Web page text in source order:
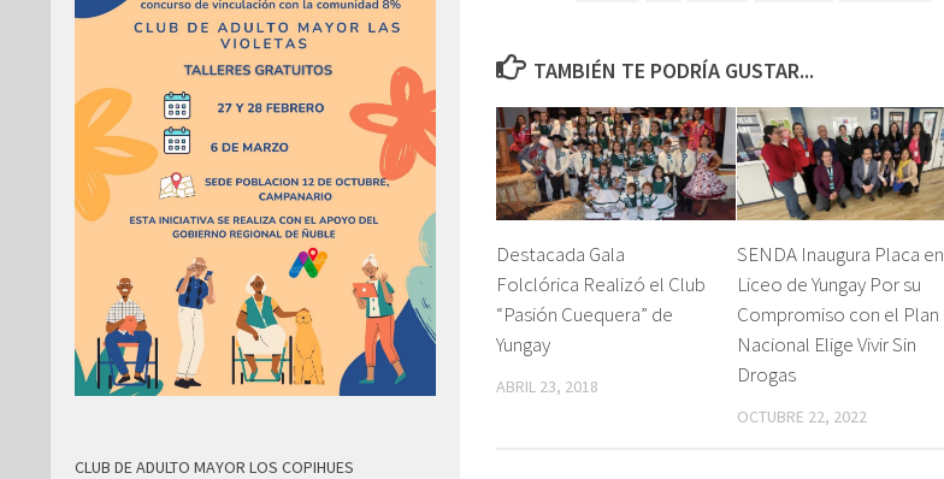
TAMBIÉN TE PODRÍA GUSTAR...
Destacada Gala
Folclórica Realizó el Club
“Pasión Cuequera” de
Yungay
ABRIL 23, 2018
SENDA Inaugura Placa en
Liceo de Yungay Por su
Compromiso con el Plan
Nacional Elige Vivir Sin
Drogas
OCTUBRE 22, 2022
CLUB DE ADULTO MAYOR LOS COPIHUES